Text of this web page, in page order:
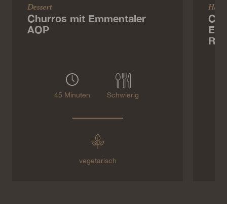
Dessert
Churros mit Emmentaler
AOP
45 Minuten Schwierig
vegetarisch